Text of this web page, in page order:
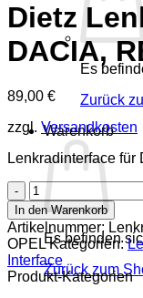
Es
Zurück
Warenkorb
Es befinden
Zurück zum
Dietz
DACIA,
89,00 €
zzgl. Versandkosten
Lenkradinterface für
Dietz
Lenkradinterface
für
DACIA,
RENAULT,
OPEL
Menge
In den Warenkorb
Artikelnummer:
OPEL Kategorien:
Interface
Produkt-Kategorien